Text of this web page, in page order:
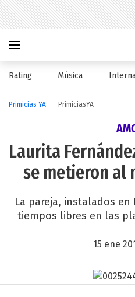
Rating Música
Primicias YA PrimiciasYA
Laurita
se metieron al
La pareja, instalados en
tiempos libres en las
15 ene